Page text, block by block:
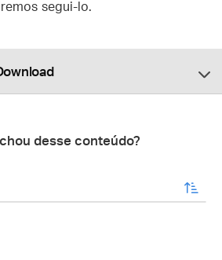
segui-lo.
desse conteúdo?
enviar